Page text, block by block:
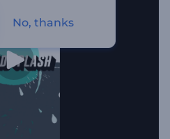
No, thanks